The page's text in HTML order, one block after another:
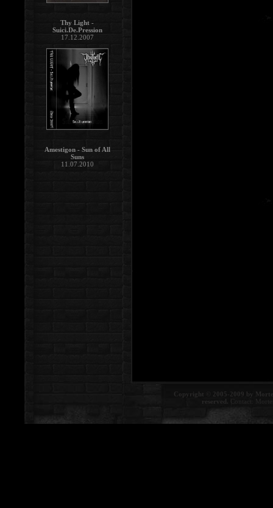
Copyright © 2005-2009 by
reserved. Contact:
Thy Light -
Suici.De.Pression
17.12.2007
Amestigon - Sun of All
Suns
11.07.2010